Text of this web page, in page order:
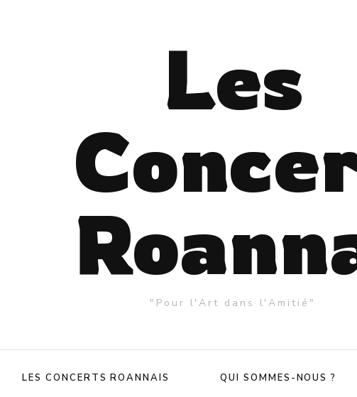
Les
"Pour l'Art dans l'Amitié"
LES CONCERTS ROANNAIS QUI SOMMES-NOUS ?